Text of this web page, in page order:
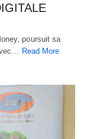
poursuit sa
Read More